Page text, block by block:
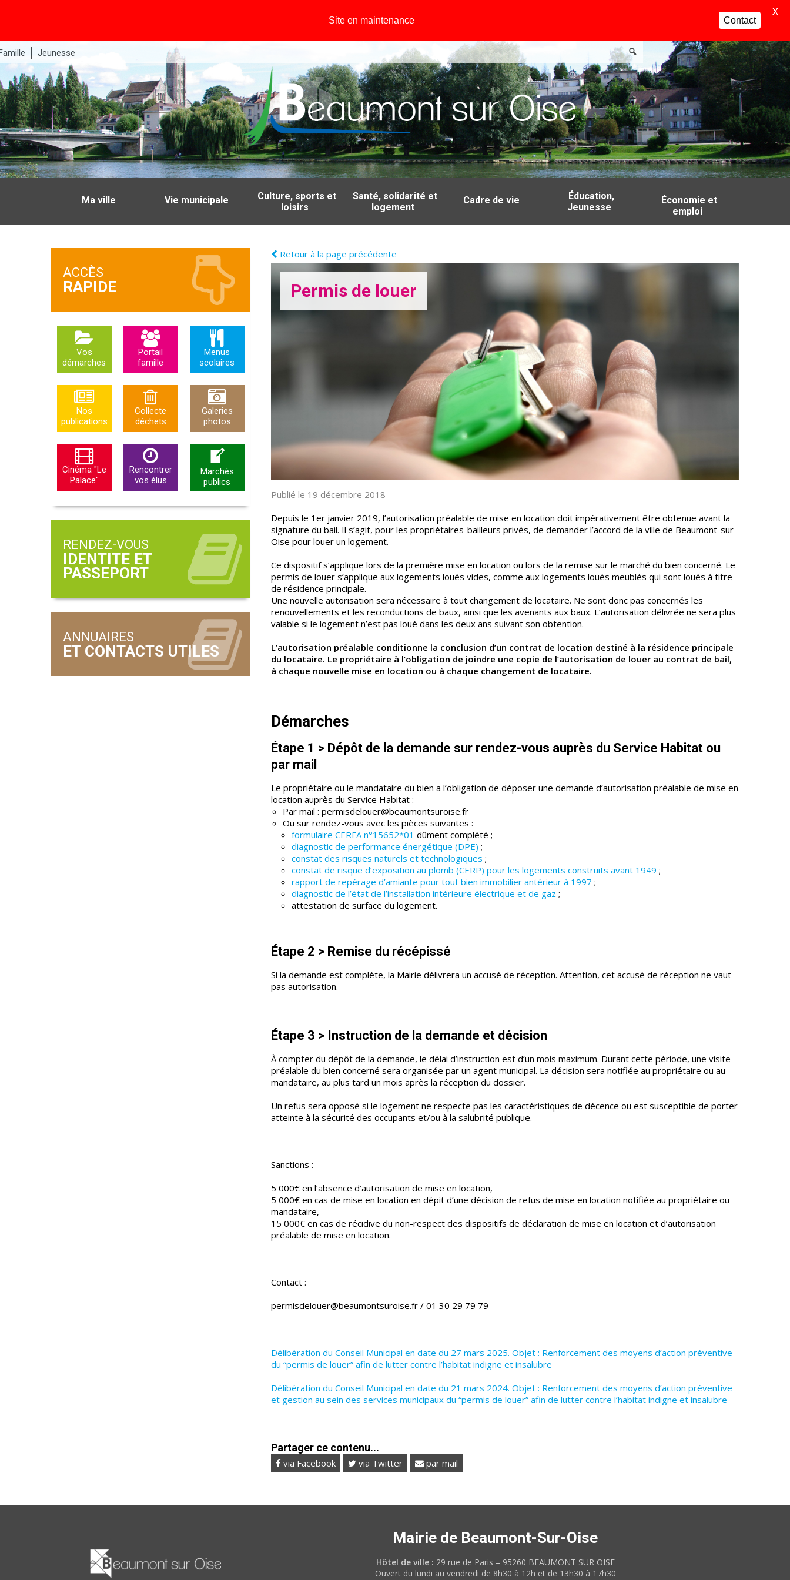
Jeunesse
Ma ville Vie municipale
Culture, sports et
loisirs
Santé, solidarité et
logement
Cadre de vie
Éducation,
Jeunesse
Économie et
emploi
Retour à la page précédente
Permis de louer
Publié le 19 décembre 2018
Depuis le 1er janvier 2019, l’autorisation préalable de mise en location doit impérativement être obtenue avant la
signature du bail. Il s’agit, pour les propriétaires-bailleurs privés, de demander l’accord de la ville de Beaumont-sur-
Oise pour louer un logement.
Ce dispositif s’applique lors de la première mise en location ou lors de la remise sur le marché du bien concerné. Le
permis de louer s’applique aux logements loués vides, comme aux logements loués meublés qui sont loués à titre
de résidence principale.
Une nouvelle autorisation sera nécessaire à tout changement de locataire. Ne sont donc pas concernés les
renouvellements et les reconductions de baux, ainsi que les avenants aux baux. L’autorisation délivrée ne sera plus
valable si le logement n’est pas loué dans les deux ans suivant son obtention.
L’autorisation préalable conditionne la conclusion d’un contrat de location destiné à la résidence principale
du locataire. Le propriétaire à l’obligation de joindre une copie de l’autorisation de louer au contrat de bail,
à chaque nouvelle mise en location ou à chaque changement de locataire.
Démarches
Étape 1 > Dépôt de la demande sur rendez-vous auprès du Service Habitat ou
par mail
Le propriétaire ou le mandataire du bien a l’obligation de déposer une demande d’autorisation préalable de mise en
location auprès du Service Habitat :
Par mail : permisdelouer@beaumontsuroise.fr
Ou sur rendez-vous avec les pièces suivantes :
formulaire CERFA n°15652*01 dûment complété ;
diagnostic de performance énergétique (DPE) ;
constat des risques naturels et technologiques ;
constat de risque d’exposition au plomb (CERP) pour les logements construits avant 1949 ;
rapport de repérage d’amiante pour tout bien immobilier antérieur à 1997 ;
diagnostic de l’état de l’installation intérieure électrique et de gaz ;
attestation de surface du logement.
Étape 2 > Remise du récépissé
Si la demande est complète, la Mairie délivrera un accusé de réception. Attention, cet accusé de réception ne vaut
pas autorisation.
Étape 3 > Instruction de la demande et décision
À compter du dépôt de la demande, le délai d’instruction est d’un mois maximum. Durant cette période, une visite
préalable du bien concerné sera organisée par un agent municipal. La décision sera notifiée au propriétaire ou au
mandataire, au plus tard un mois après la réception du dossier.
Un refus sera opposé si le logement ne respecte pas les caractéristiques de décence ou est susceptible de porter
atteinte à la sécurité des occupants et/ou à la salubrité publique.
Sanctions :
5 000€ en l’absence d’autorisation de mise en location,
5 000€ en cas de mise en location en dépit d’une décision de refus de mise en location notifiée au propriétaire ou
mandataire,
15 000€ en cas de récidive du non-respect des dispositifs de déclaration de mise en location et d’autorisation
préalable de mise en location.
Contact :
permisdelouer@beaumontsuroise.fr / 01 30 29 79 79
Délibération du Conseil Municipal en date du 27 mars 2025. Objet : Renforcement des moyens d’action préventive
du “permis de louer” afin de lutter contre l’habitat indigne et insalubre
Délibération du Conseil Municipal en date du 21 mars 2024. Objet : Renforcement des moyens d’action préventive
et gestion au sein des services municipaux du “permis de louer” afin de lutter contre l’habitat indigne et insalubre
Partager ce contenu...
via Facebook via Twitter par mail
ACCÈS
Vos
démarches
Portail
famille
Menus
scolaires
Nos
publications
Collecte
déchets
Galeries
photos
Cinéma "Le
Palace"
Rencontrer
vos élus
Marchés
publics
RENDEZ-VOUS
ANNUAIRES
Mairie de Beaumont-Sur-Oise
Hôtel de ville : 29 rue de Paris – 95260 BEAUMONT SUR OISE
Ouvert du lundi au vendredi de 8h30 à 12h et de 13h30 à 17h30
Site en maintenance Contact
X